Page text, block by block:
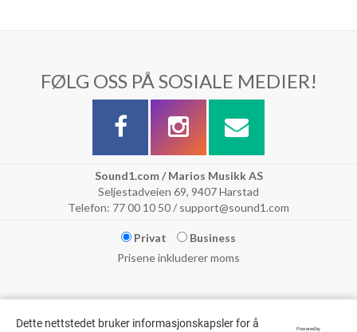
FØLG OSS PÅ SOSIALE MEDIER!
Sound1.com / Marios Musikk AS
Seljestadveien 69, 9407 Harstad
Telefon: 77 00 10 50 / support@sound1.com
Privat
Business
Prisene inkluderer moms
Dette nettstedet bruker informasjonskapsler for å Powered by